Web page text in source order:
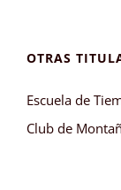
OTRAS
Escuela de
Club de